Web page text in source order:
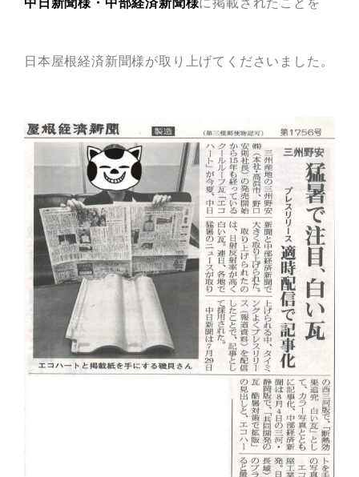
日本屋根経済新聞様が取り上げてくださいました。